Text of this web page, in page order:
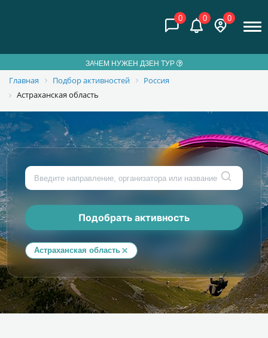
0 0 0
ЗАЧЕМ НУЖЕН ДЗЕН ТУР
Главная Подбор активностей
Россия
Астраханская область
Подобрать активность
Астраханская область